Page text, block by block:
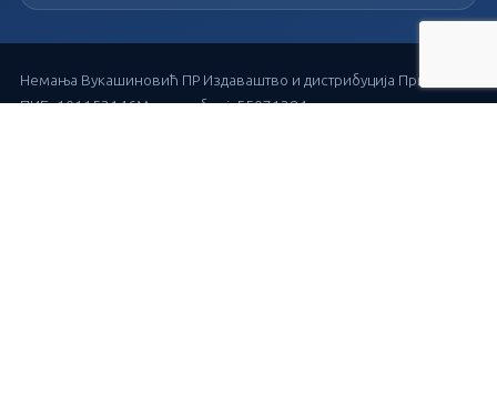
Немања Вукашиновић ПР Издаваштво и дистрибуција Прима
ПИБ: 101153146Матични број: 55071284